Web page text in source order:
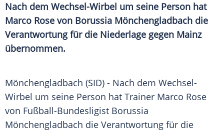
Nach dem Wechsel-Wirbel um seine Person hat
Marco Rose von Borussia Mönchengladbach die
Verantwortung für die Niederlage gegen Mainz
übernommen.
Mönchengladbach (SID) - Nach dem Wechsel-
Wirbel um seine Person hat Trainer Marco Rose
von Fußball-Bundesligist Borussia
Mönchengladbach die Verantwortung für die